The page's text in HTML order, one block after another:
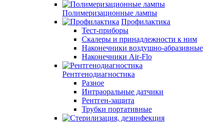
Полимеризационные лампы
Профилактика
Тест-приборы
Скалеры и принадлежности к ним
Наконечники воздушно-абразивные
Наконечники Air-Flo
Рентгенодиагностика
Разное
Интраоральные датчики
Рентген-защита
Трубки портативные